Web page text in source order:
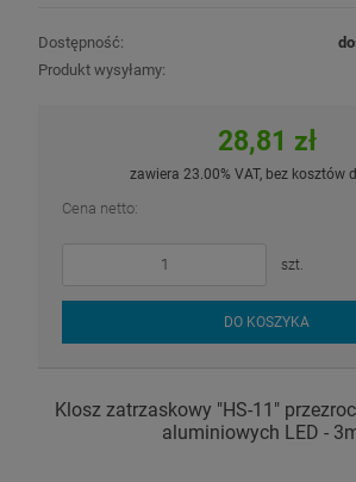
Dostępność:
Produkt wysyłamy:
28,81 zł
zawiera 23.00% VAT, bez kosztów
Cena netto:
szt.
DO KOSZYKA
Klosz zatrzaskowy "HS-11"
aluminiowych LED -